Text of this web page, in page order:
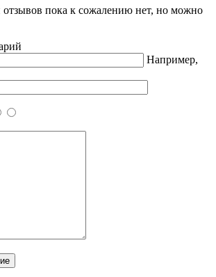
пока к сожалению нет, но можно
Например,